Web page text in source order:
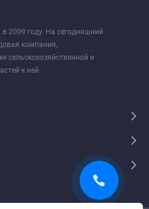
2009 году. На сегодняшний
компания,
сельскохозяйственной и
к ней.